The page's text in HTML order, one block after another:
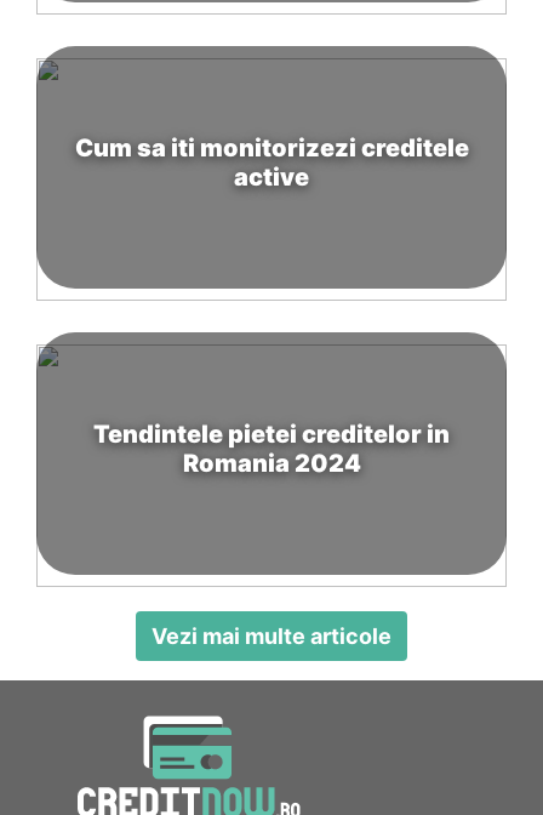
Cum sa iti monitorizezi creditele
active
Tendintele pietei creditelor in
Romania 2024
Vezi mai multe articole